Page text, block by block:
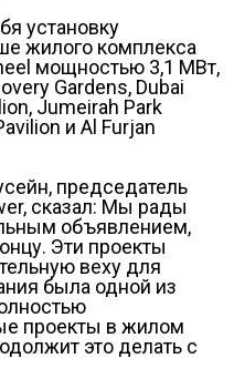
установку
жилого комплекса
мощностью 3,1 МВт,
Gardens, Dubai
Jumeirah Park
и Al Furjan
председатель
сказал: Мы рады
объявлением,
Эти проекты
веху для
была одной из
проекты в жилом
это делать с